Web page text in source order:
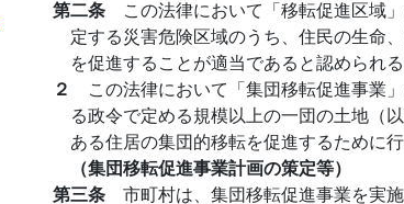
第二条 この法律において「移転促進区域
定する災害危険区域のうち、住民の生命
を促進することが適当であると認められる
２ この法律において「集団移転促進事業
る政令で定める規模以上の一団の土地（
ある住居の集団的移転を促進するために行
（集団移転促進事業計画の策定等）
第三条 市町村は、集団移転促進事業を実